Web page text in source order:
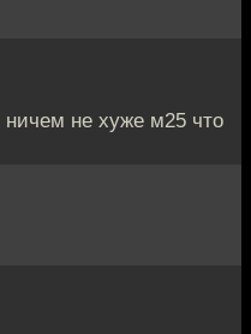
ничем не хуже м25 что